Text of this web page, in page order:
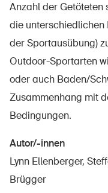
Kampagnen
Offene Stellen
Bestellen &
Kurse & Veranstaltungen
Sichere Produkte
Rechtsfragen &
Sicherheitsdelegierte &
Anzahl der
die unterschiedlichen
der Sportausübung)
Outdoor-Sportarten
oder auch Baden/
Zusammenhang mit
Bedingungen.
Autor/-innen
Lynn Ellenberger,
Brügger